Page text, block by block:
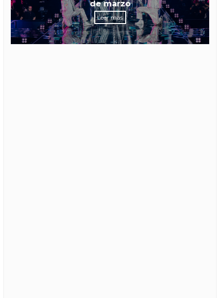
de marzo
Leer más